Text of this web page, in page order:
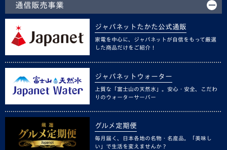
通信販売事業
ジャパネットたかた公式通販
家電を中心に、ジャパネットが自信をもって厳選
した商品だけをご紹介！
ジャパネットウォーター
上質な「富士山の天然水」。安心・安全、こだわ
りのウォーターサーバー
グルメ定期便
毎月届く、日本各地の名物・名産品。「美味し
い」で生活を変えませんか？